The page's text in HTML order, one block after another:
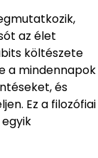
az élet
költészete
a mindennapok
és
Ez a filozófiai